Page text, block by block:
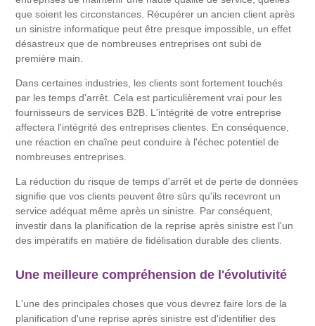
que soient les circonstances. Récupérer un ancien client après
un sinistre informatique peut être presque impossible, un effet
désastreux que de nombreuses entreprises ont subi de
première main.
Dans certaines industries, les clients sont fortement touchés
par les temps d'arrêt. Cela est particulièrement vrai pour les
fournisseurs de services B2B. L'intégrité de votre entreprise
affectera l'intégrité des entreprises clientes. En conséquence,
une réaction en chaîne peut conduire à l'échec potentiel de
nombreuses entreprises.
La réduction du risque de temps d'arrêt et de perte de données
signifie que vos clients peuvent être sûrs qu'ils recevront un
service adéquat même après un sinistre. Par conséquent,
investir dans la planification de la reprise après sinistre est l'un
des impératifs en matière de fidélisation durable des clients.
Une meilleure compréhension de l'évolutivité
L'une des principales choses que vous devrez faire lors de la
planification d'une reprise après sinistre est d'identifier des